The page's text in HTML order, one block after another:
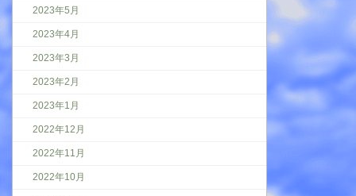
2023年5月
2023年4月
2023年3月
2023年2月
2023年1月
2022年12月
2022年11月
2022年10月